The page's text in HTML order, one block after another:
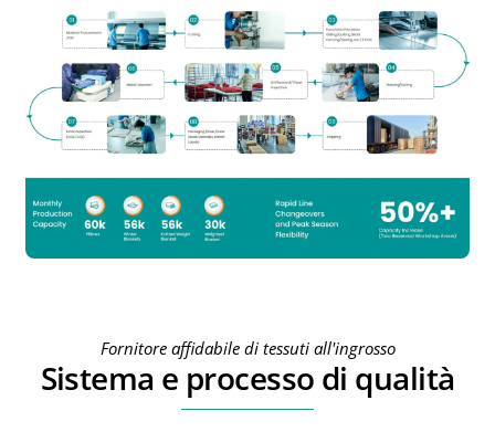
Fornitore affidabile di tessuti all'ingrosso
Sistema e processo di qualità